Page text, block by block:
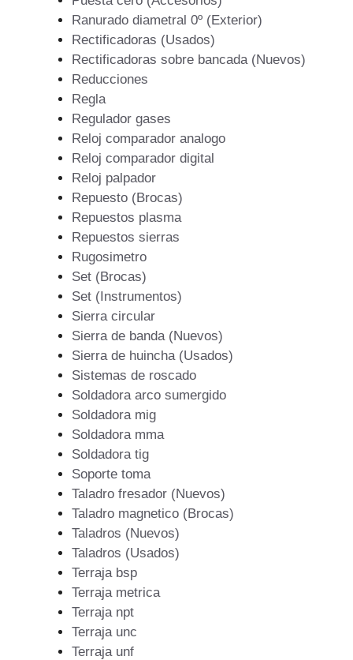
Ranurado diametral 0º (Exterior)
Rectificadoras (Usados)
Rectificadoras sobre bancada (Nuevos)
Reducciones
Regla
Regulador gases
Reloj comparador analogo
Reloj comparador digital
Reloj palpador
Repuesto (Brocas)
Repuestos plasma
Repuestos sierras
Rugosimetro
Set (Brocas)
Set (Instrumentos)
Sierra circular
Sierra de banda (Nuevos)
Sierra de huincha (Usados)
Sistemas de roscado
Soldadora arco sumergido
Soldadora mig
Soldadora mma
Soldadora tig
Soporte toma
Taladro fresador (Nuevos)
Taladro magnetico (Brocas)
Taladros (Nuevos)
Taladros (Usados)
Terraja bsp
Terraja metrica
Terraja npt
Terraja unc
Terraja unf